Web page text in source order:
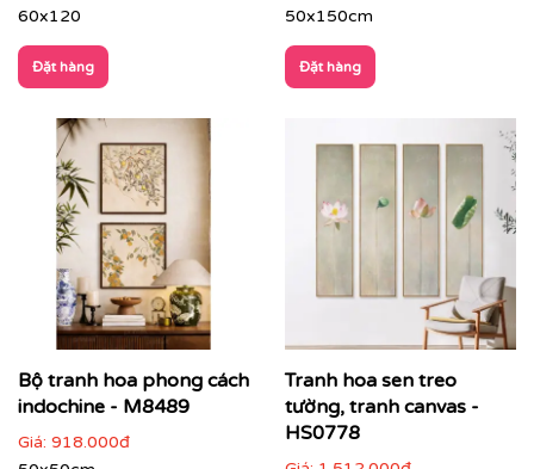
Với công nghệ in hiện đại, chúng tôi đảm bảo tái tạo lại
từng chi tiết nhỏ nhất của bức tranh, mang đến cho
bạn một sản phẩm hoàn hảo.
60x120
Đặt hàng
50x150cm
Đặt hàng
Bộ tranh hoa phong cách
indochine - M8489
Giá: 918.000đ
Tranh hoa sen treo
tường, tranh canvas -
HS0778